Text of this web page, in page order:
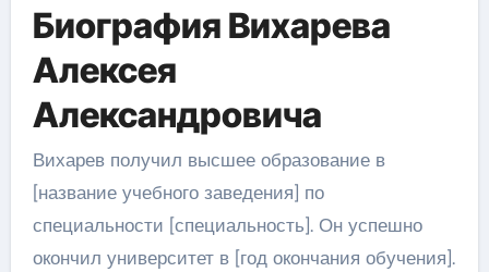
Биография Вихарева
Алексея
Александровича
Вихарев получил высшее образование в
[название учебного заведения] по
специальности [специальность]. Он успешно
окончил университет в [год окончания обучения].